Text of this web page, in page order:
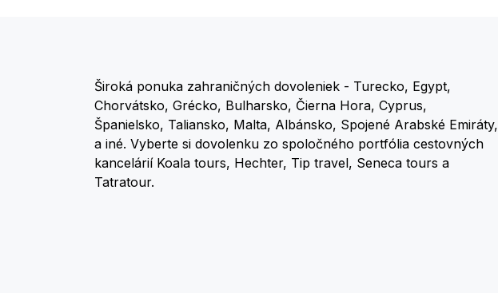
Široká ponuka zahraničných dovoleniek - Turecko, Egypt,
Chorvátsko, Grécko, Bulharsko, Čierna Hora, Cyprus,
Španielsko, Taliansko, Malta, Albánsko, Spojené Arabské Emiráty,
a iné. Vyberte si dovolenku zo spoločného portfólia cestovných
kancelárií Koala tours, Hechter, Tip travel, Seneca tours a
Tatratour.